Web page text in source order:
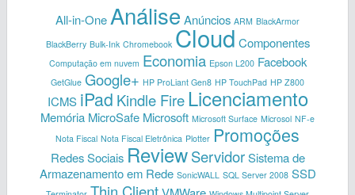
All-in-OneAnálise Anúncios ARM BlackArmor
BlackBerry Bulk-Ink Chromebook Cloud Componentes
Computação em nuvem Economia Epson L200 Facebook
GetGlue Google+ HP ProLiant Gen8 HP TouchPad HP Z800
ICMS iPad Kindle Fire Licenciamento
Memória MicroSafe Microsoft Microsoft Surface Microsol NF-e
Nota Fiscal Nota Fiscal Eletrônica Plotter Promoções
Redes Sociais Review Servidor Sistema de
Armazenamento em Rede SonicWALL SQL Server 2008 SSD